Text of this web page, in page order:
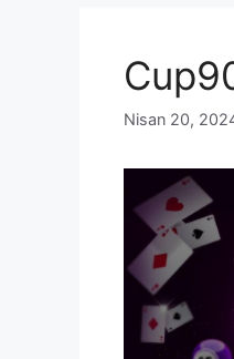
Nisan 20,